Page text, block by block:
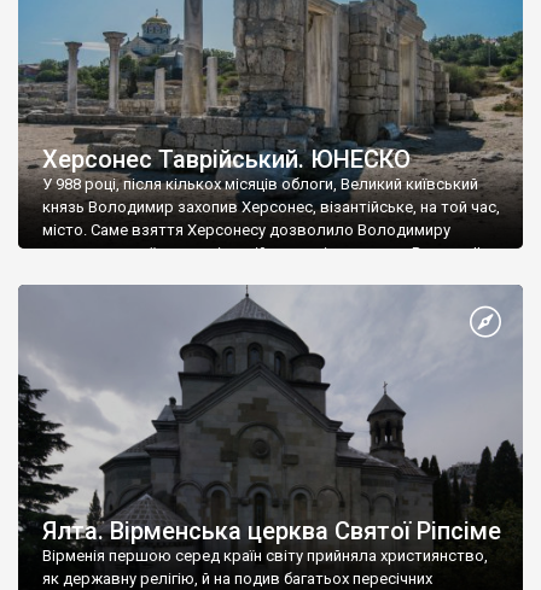
Херсонес Таврійський. ЮНЕСКО
У 988 році, після кількох місяців облоги, Великий київський
князь Володимир захопив Херсонес, візантійське, на той час,
місто. Саме взяття Херсонесу дозволило Володимиру
диктувати свої умови візантійському імператору Василю ІІ, та
Херсонесі Володимир-язичник, став Василем-християнином.
А потім було Хрещення Русі. На честь Херсонесу Таврійського
Ялта. Вірменська церква Святої Ріпсіме
Вірменія першою серед країн світу прийняла християнство,
як державну релігію, й на подив багатьох пересічних